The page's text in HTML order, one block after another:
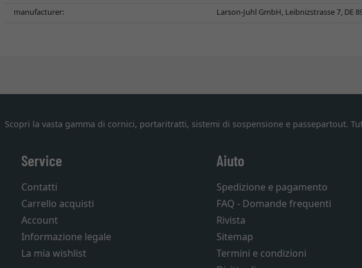
manufacturer:
Larson-Juhl GmbH, Leibnizstrasse 7, DE
Scopri la vasta gamma di cornici, portaritratti, sistemi di sospensione e passepartout.
Service
Contatti
Carrello acquisti
Account
Informazione legale
La mia wishlist
Aiuto
Spedizione e pagamento
FAQ - Domande frequenti
Rivista
Sitemap
Termini e condizioni